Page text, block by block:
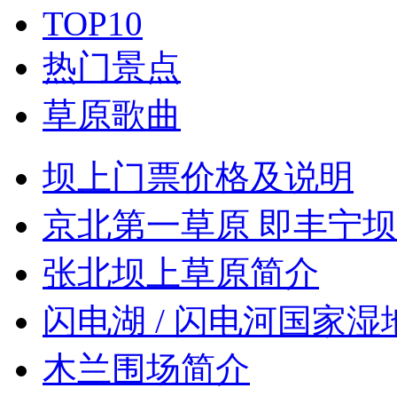
TOP10
热门景点
草原歌曲
坝上门票价格及说明
京北第一草原 即丰宁
张北坝上草原简介
闪电湖 / 闪电河国家湿
木兰围场简介